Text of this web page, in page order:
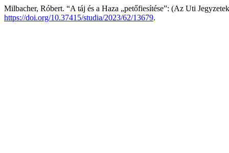
Milbacher, Róbert. “A táj és a Haza „petőfiesítése”: (Az Uti
https://doi.org/10.37415/studia/2023/62/13679.